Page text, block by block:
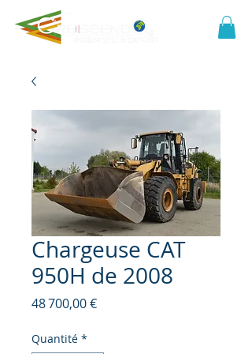
Chargeuse CAT
950H de 2008
48 700,00 €Prix
Quantité *